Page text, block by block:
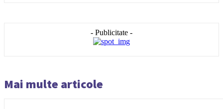
- Publicitate -
Mai multe articole